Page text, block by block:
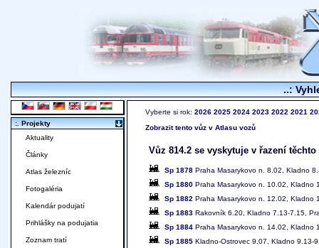
..:
Vyberte si rok: 2026 2025 2024 2023 2022 2021
Zobrazit tento vůz v Atlasu vozů
Vůz 814.2 se vyskytuje v řazení těchto
Sp 1878 Praha Masarykovo n. 8.02, Kladno
Sp 1880 Praha Masarykovo n. 10.02, Kladno
Sp 1882 Praha Masarykovo n. 12.02, Kladno
Sp 1883 Rakovník 6.20, Kladno 7.13-7.15,
Sp 1884 Praha Masarykovo n. 14.02, Kladno
Sp 1885 Kladno-Ostrovec 9.07, Kladno 9.13-
:. Projekty
Aktuality
Články
Atlas železníc
Fotogaléria
Kalendár podujatí
Prihlášky na podujatia
Zoznam tratí